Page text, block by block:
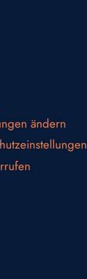
ändern